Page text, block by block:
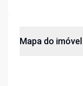
Mapa do imóvel